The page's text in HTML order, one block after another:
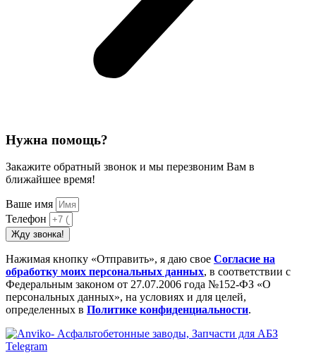
Нужна помощь?
Закажите обратный звонок и мы перезвоним Вам в
ближайшее время!
Ваше имя
Телефон
Жду звонка!
Нажимая кнопку «Отправить», я даю свое Cогласие на
обработку моих персональных данных, в соответствии с
Федеральным законом от 27.07.2006 года №152-ФЗ «О
персональных данных», на условиях и для целей,
определенных в Политике конфиденциальности.
Telegram